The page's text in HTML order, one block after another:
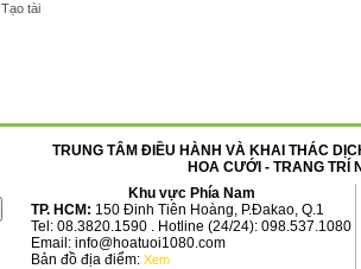
Tạo tài
TRUNG TÂM ĐIỀU HÀNH VÀ KHAI THÁC
HOA CƯỚI - TRANG TRÍ
Khu vực Phía Nam
TP. HCM: 150 Đinh Tiên Hoàng, P.Đakao, Q.1
Tel: 08.3820.1590 . Hotline (24/24): 098.537.1080
Email: info@hoatuoi1080.com
Bản đồ địa điểm: Xem